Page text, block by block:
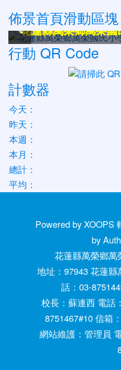
佈景首頁滑動區塊
花蓮縣萬榮鄉萬榮國
花蓮縣萬榮鄉萬榮國
花蓮縣萬榮鄉萬榮國
花蓮縣萬榮鄉萬榮國
花蓮縣萬榮鄉萬榮國
花蓮縣萬榮鄉萬榮國
行動 QR Code
計數器
今天：
昨天：
本週：
本月：
總計：
平均：
Powered by XOOPS
by
花蓮縣萬榮鄉萬
地址：97943 花蓮
話：03-
校長：蘇連西 電話
8751467#10 信箱
網站維護：管理員